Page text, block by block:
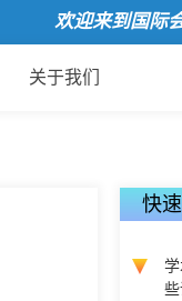
欢迎来到国际会议
关于我们
快